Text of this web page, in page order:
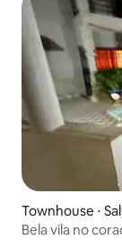
Townhouse ⋅
Bela vila no